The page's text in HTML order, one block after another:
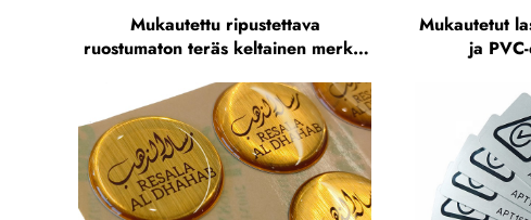
Mukautettu ripustettava
ruostumaton teräs keltainen merkki
Mukautetut
ja